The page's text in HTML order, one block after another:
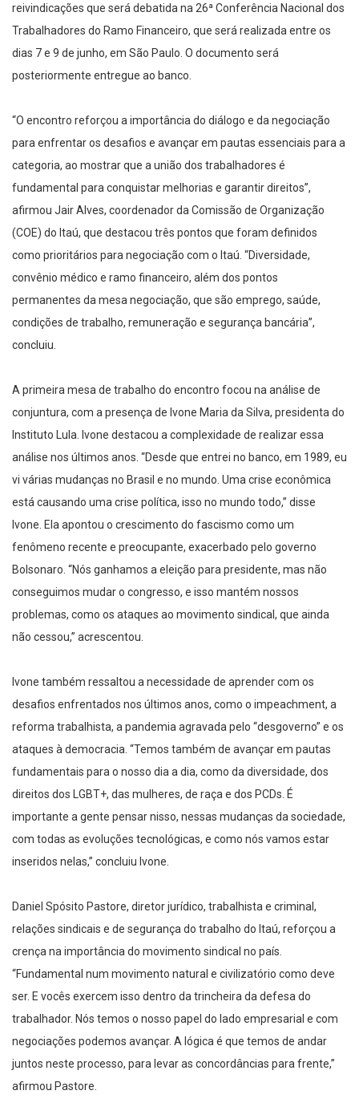
reivindicações que será debatida na 26ª Conferência Nacional dos
Trabalhadores do Ramo Financeiro, que será realizada entre os
dias 7 e 9 de junho, em São Paulo. O documento será
posteriormente entregue ao banco.
“O encontro reforçou a importância do diálogo e da negociação
para enfrentar os desafios e avançar em pautas essenciais para a
categoria, ao mostrar que a união dos trabalhadores é
fundamental para conquistar melhorias e garantir direitos”,
afirmou Jair Alves, coordenador da Comissão de Organização
(COE) do Itaú, que destacou três pontos que foram definidos
como prioritários para negociação com o Itaú. “Diversidade,
convênio médico e ramo financeiro, além dos pontos
permanentes da mesa negociação, que são emprego, saúde,
condições de trabalho, remuneração e segurança bancária”,
concluiu.
A primeira mesa de trabalho do encontro focou na análise de
conjuntura, com a presença de Ivone Maria da Silva, presidenta do
Instituto Lula. Ivone destacou a complexidade de realizar essa
análise nos últimos anos. “Desde que entrei no banco, em 1989, eu
vi várias mudanças no Brasil e no mundo. Uma crise econômica
está causando uma crise política, isso no mundo todo,” disse
Ivone. Ela apontou o crescimento do fascismo como um
fenômeno recente e preocupante, exacerbado pelo governo
Bolsonaro. “Nós ganhamos a eleição para presidente, mas não
conseguimos mudar o congresso, e isso mantém nossos
problemas, como os ataques ao movimento sindical, que ainda
não cessou,” acrescentou.
Ivone também ressaltou a necessidade de aprender com os
desafios enfrentados nos últimos anos, como o impeachment, a
reforma trabalhista, a pandemia agravada pelo “desgoverno” e os
ataques à democracia. “Temos também de avançar em pautas
fundamentais para o nosso dia a dia, como da diversidade, dos
direitos dos LGBT+, das mulheres, de raça e dos PCDs. É
importante a gente pensar nisso, nessas mudanças da sociedade,
com todas as evoluções tecnológicas, e como nós vamos estar
inseridos nelas,” concluiu Ivone.
Daniel Spósito Pastore, diretor jurídico, trabalhista e criminal,
relações sindicais e de segurança do trabalho do Itaú, reforçou a
crença na importância do movimento sindical no país.
“Fundamental num movimento natural e civilizatório como deve
ser. E vocês exercem isso dentro da trincheira da defesa do
trabalhador. Nós temos o nosso papel do lado empresarial e com
negociações podemos avançar. A lógica é que temos de andar
juntos neste processo, para levar as concordâncias para frente,”
afirmou Pastore.